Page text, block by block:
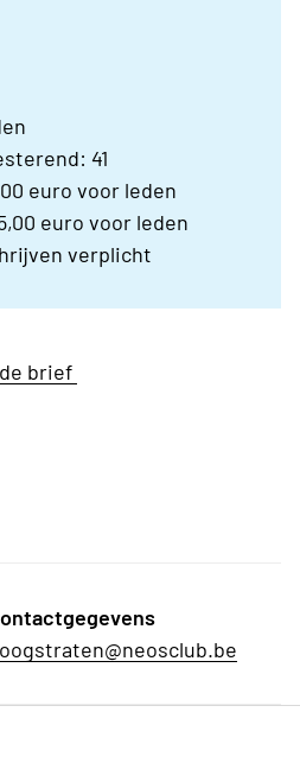
41
euro voor leden
euro voor leden
verplicht
brief